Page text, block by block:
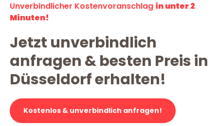
Unverbindlicher Kostenvoranschlag in unter 2
Minuten!
Jetzt unverbindlich
anfragen & besten Preis in
Düsseldorf erhalten!
Kostenlos & unverbindlich anfragen!